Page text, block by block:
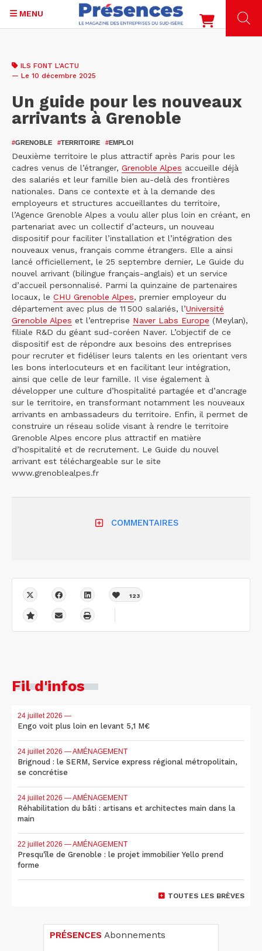
contenu
MENU
ILS FONT L'ACTU
— Le 10 décembre 2025
Un guide pour les nouveaux
arrivants à Grenoble
#GRENOBLE #TERRITOIRE #EMPLOI
Deuxième territoire le plus attractif après Paris pour les
cadres venus de l’étranger, Grenoble Alpes accueille déjà
des salariés et leur famille bien au-delà des frontières
nationales. Dans ce contexte et à la demande des
employeurs et structures accueillantes du territoire,
l’Agence Grenoble Alpes a voulu aller plus loin en créant, en
partenariat avec un collectif d’acteurs, un nouveau
dispositif pour faciliter l’installation et l’intégration des
nouveaux venus, français comme étrangers. Elle a ainsi
lancé officiellement, le 25 septembre dernier, Le Guide du
nouvel arrivant (bilingue français-anglais) et un service
d’accueil personnalisé. Parmi la quinzaine de partenaires
locaux, le CHU Grenoble Alpes, premier employeur du
département avec plus de 11 500 salariés, l’Université
Grenoble Alpes et l’entreprise Naver Labs Europe (Meylan),
filiale R&D du géant sud-coréen Naver. L’objectif de ce
dispositif est de répondre aux besoins des entreprises
pour recruter et fidéliser leurs talents en les orientant vers
les bons interlocuteurs et en facilitant leur intégration,
ainsi que celle de leur famille. Il vise également à
développer une culture d’hospitalité partagée et d’ancrage
sur le territoire, en transformant notamment les nouveaux
arrivants en ambassadeurs du territoire. Enfin, il permet de
construire un réseau solide visant à rendre le territoire
Grenoble Alpes encore plus attractif en matière
d’hospitalité et de recrutement. Le Guide du nouvel
arrivant est téléchargeable sur le site
www.grenoblealpes.fr
COMMENTAIRES
123
Fil d'infos
24 juillet 2026 —
Engo voit plus loin en levant 5,1 M€
24 juillet 2026 — AMÉNAGEMENT
Brignoud : le SERM, Service express régional métropolitain,
se concrétise
24 juillet 2026 — AMÉNAGEMENT
Réhabilitation du bâti : artisans et architectes main dans la
main
22 juillet 2026 — AMÉNAGEMENT
Presqu'île de Grenoble : le projet immobilier Yello prend
forme
TOUTES LES BRÈVES
PRÉSENCES Abonnements